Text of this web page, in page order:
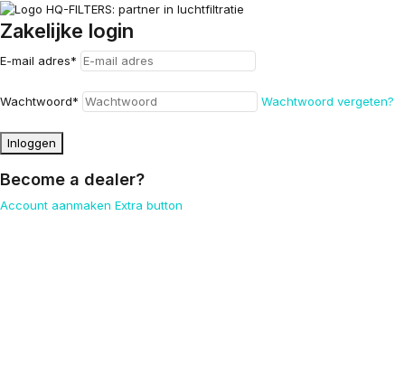
Zakelijke login
E-mail adres*
Wachtwoord* Wachtwoord vergeten?
Inloggen
Become a dealer?
Account aanmaken Extra button